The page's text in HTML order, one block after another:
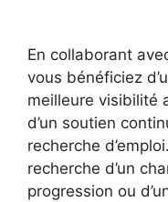
En collaborant
vous bénéficiez
meilleure visibilité
d’un soutien
recherche
recherche d’un
progression ou